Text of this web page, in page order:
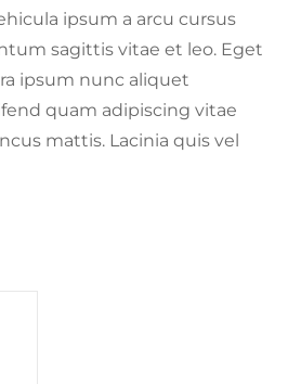
ipsum a arcu cursus
sagittis vitae et leo. Eget
ipsum nunc aliquet
quam adipiscing vitae
mattis. Lacinia quis vel